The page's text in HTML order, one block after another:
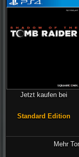
Jetzt kaufen bei
Standard Edition
Mehr